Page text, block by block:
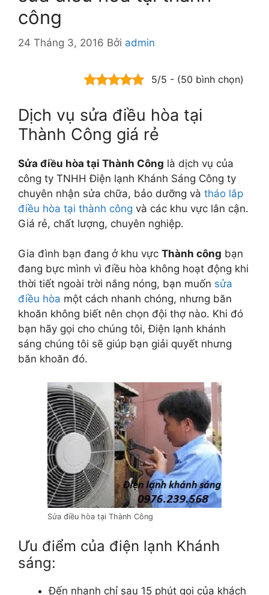
công
24 Tháng 3, 2016 Bởi admin
5/5 - (50 bình chọn)
Dịch vụ sửa điều hòa tại
Thành Công giá rẻ
Sửa điều hòa tại Thành Công là dịch vụ của
công ty TNHH Điện lạnh Khánh Sáng Công ty
chuyên nhận sửa chữa, bảo dưỡng và tháo lắp
điều hòa tại thành công và các khu vực lân cận.
Giá rẻ, chất lượng, chuyên nghiệp.
Gia đình bạn đang ở khu vực Thành công bạn
đang bực mình vì điều hòa không hoạt động khi
thời tiết ngoài trời nắng nóng, bạn muốn sửa
điều hòa một cách nhanh chóng, nhưng băn
khoăn không biết nên chọn đội thợ nào. Khi đó
bạn hãy gọi cho chúng tôi, Điện lạnh khánh
sáng chúng tôi sẽ giúp bạn giải quyết nhưng
băn khoăn đó.
Sửa điều hòa tại Thành Công
Ưu điểm của điện lạnh Khánh
sáng:
Đến nhanh chỉ sau 15 phút gọi của khách